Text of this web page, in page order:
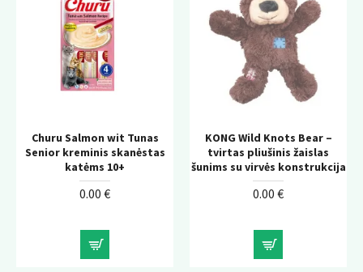
Churu Salmon wit Tunas
Senior kreminis skanėstas
katėms 10+
0.00 €
KONG Wild Knots Bear –
tvirtas pliušinis žaislas
šunims su virvės konstrukcija
0.00 €